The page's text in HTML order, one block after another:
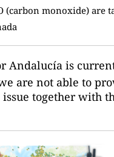
(carbon monoxide) are
Andalucía is
are not able to
together with